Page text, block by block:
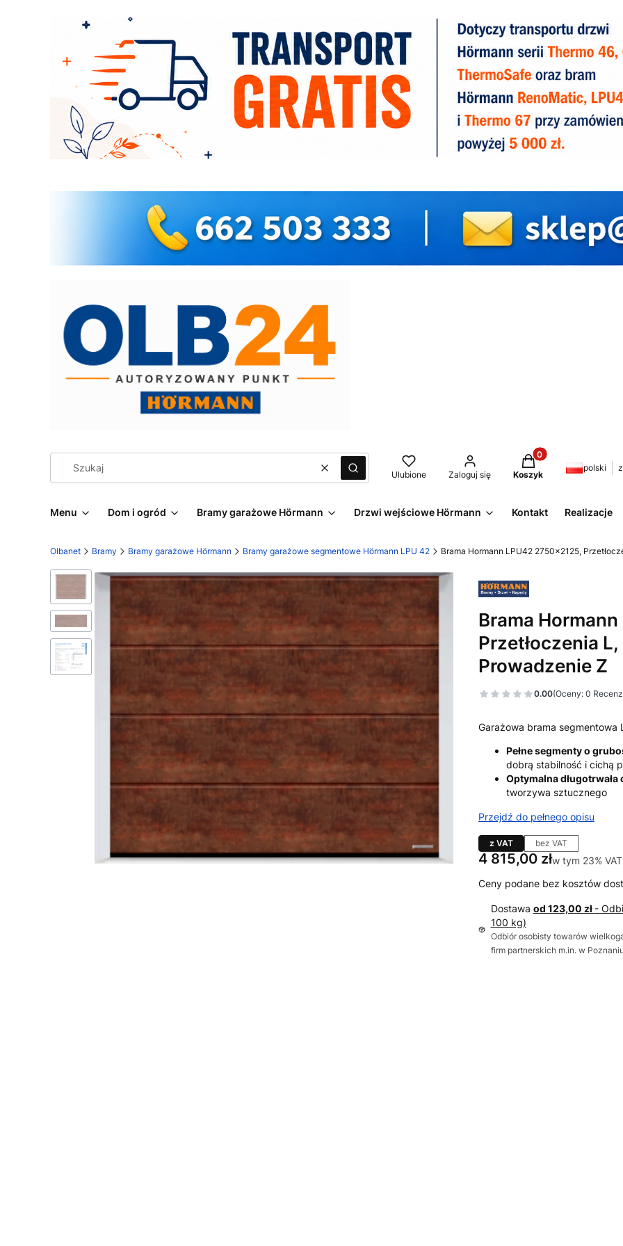
WyczyśćSzukaj Ulubione Zaloguj się
Produkty w
Koszyk
polski
Menu Dom i ogród Bramy garażowe Hörmann Drzwi wejściowe Hörmann Kontakt Realizacje
Olbanet Bramy Bramy garażowe Hörmann Bramy garażowe segmentowe Hörmann LPU 42 Brama Hormann LPU42 2750x2125,
Brama
Przetłoczenia
Prowadzenie Z
0.00(Oceny: 0
Garażowa brama segmentowa
Pełne segmenty o
dobrą stabilność i cichą
Optymalna długotrwała
tworzywa sztucznego
Przejdź do pełnego opisu
z VAT bez VAT
Cena
4 815,00 złw tym 23% VAT
w tym 23% VAT
Ceny podane bez kosztów
Dostawa od 123,00 zł -
100 kg)
Odbiór osobisty towarów
firm partnerskich m.in. w